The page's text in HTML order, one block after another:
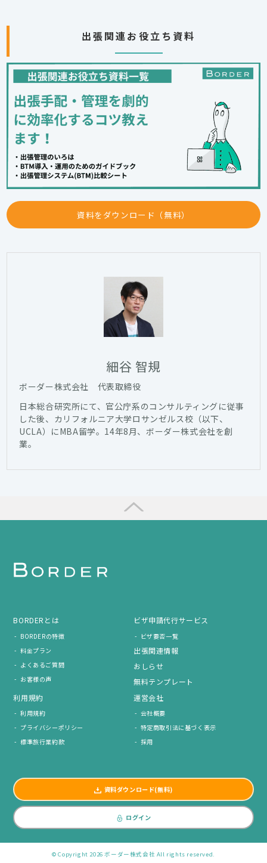
出張関連お役立ち資料
資料をダウンロード（無料）
細谷 智規
ボーダー株式会社 代表取締役
日本総合研究所にて、官公庁系のコンサルティングに従事
した後、カリフォルニア大学ロサンゼルス校（以下、
UCLA）にMBA留学。14年8月、ボーダー株式会社を創
業。
BORDERとは
BORDERの特徴
料金プラン
よくあるご質問
お客様の声
ビザ申請代行サービス
ビザ要否一覧
出張関連情報
おしらせ
無料テンプレート
利用規約
利用規約
プライバシーポリシー
標準旅行業約款
運営会社
会社概要
特定商取引法に基づく表示
採用
資料ダウンロード(無料)
ログイン
© Copyright 2026 ボーダー株式会社 All rights reserved.